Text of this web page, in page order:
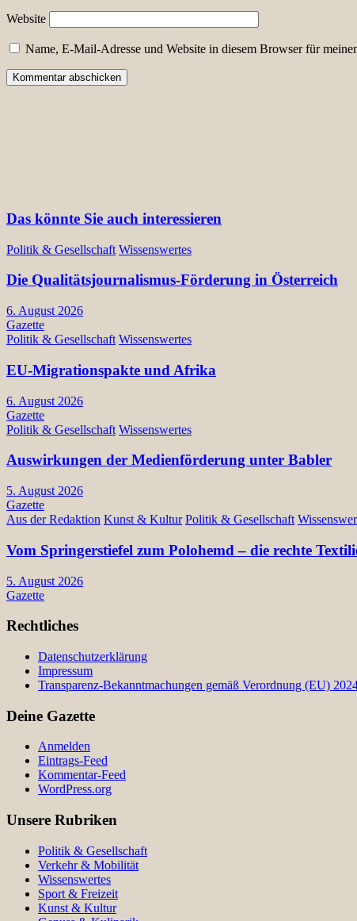
Website
Name, E-Mail-Adresse und Website in diesem Browser für
Das könnte Sie auch interessieren
Politik & Gesellschaft Wissenswertes
Die Qualitätsjournalismus-Förderung in Österreich
6. August 2026
Gazette
Politik & Gesellschaft Wissenswertes
EU-Migrationspakte und Afrika
6. August 2026
Gazette
Politik & Gesellschaft Wissenswertes
Auswirkungen der Medienförderung unter Babler
5. August 2026
Gazette
Aus der Redaktion Kunst & Kultur Politik & Gesellschaft
Vom Springerstiefel zum Polohemd – die rechte
5. August 2026
Gazette
Rechtliches
Datenschutzerklärung
Impressum
Transparenz-Bekanntmachungen gemäß Verordnung (EU)
Deine Gazette
Anmelden
Eintrags-Feed
Kommentar-Feed
WordPress.org
Unsere Rubriken
Politik & Gesellschaft
Verkehr & Mobilität
Wissenswertes
Sport & Freizeit
Kunst & Kultur